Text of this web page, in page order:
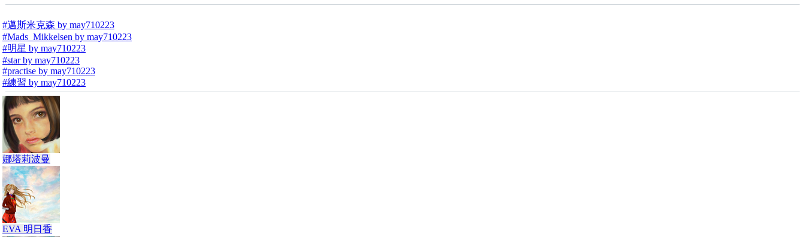
#邁斯米克森 by may710223
#Mads_Mikkelsen by may710223
#明星 by may710223
#star by may710223
#practise by may710223
#練習 by may710223
娜塔莉波曼
EVA 明日香